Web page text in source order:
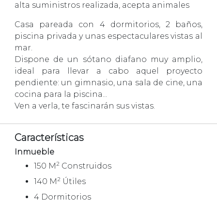
alta suministros realizada, acepta animales
Casa pareada con 4 dormitorios, 2 baños,
piscina privada y unas espectaculares vistas al
mar.
Dispone de un sótano diafano muy amplio,
ideal para llevar a cabo aquel proyecto
pendiente: un gimnasio, una sala de cine, una
cocina para la piscina...
Ven a verla, te fascinarán sus vistas.
Características
Inmueble
150 M2 Construidos
140 M2 Útiles
4 Dormitorios